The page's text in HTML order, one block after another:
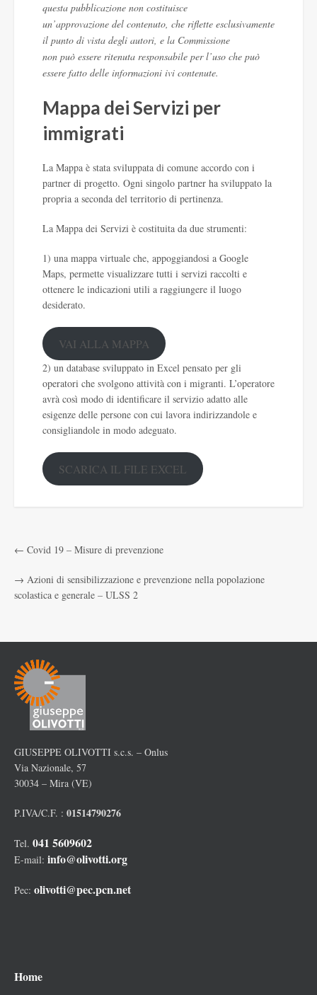
questa pubblicazione non costituisce
un’approvazione del contenuto, che riflette esclusivamente
il punto di vista degli autori, e la Commissione
non può essere ritenuta responsabile per l’uso che può
essere fatto delle informazioni ivi contenute.
Mappa dei Servizi per
immigrati
La Mappa è stata sviluppata di comune accordo con i
partner di progetto. Ogni singolo partner ha sviluppato la
propria a seconda del territorio di pertinenza.
La Mappa dei Servizi è costituita da due strumenti:
1) una mappa virtuale che, appoggiandosi a Google
Maps, permette visualizzare tutti i servizi raccolti e
ottenere le indicazioni utili a raggiungere il luogo
desiderato.
VAI ALLA MAPPA
2) un database sviluppato in Excel pensato per gli
operatori che svolgono attività con i migranti. L’operatore
avrà così modo di identificare il servizio adatto alle
esigenze delle persone con cui lavora indirizzandole e
consigliandole in modo adeguato.
SCARICA IL FILE EXCEL
← Covid 19 – Misure di prevenzione
→ Azioni di sensibilizzazione e prevenzione nella popolazione
scolastica e generale – ULSS 2
GIUSEPPE OLIVOTTI s.c.s. – Onlus
Via Nazionale, 57
30034 – Mira (VE)
P.IVA/C.F. : 01514790276
Tel. 041 5609602
E-mail: info@olivotti.org
Pec: olivotti@pec.pcn.net
Home